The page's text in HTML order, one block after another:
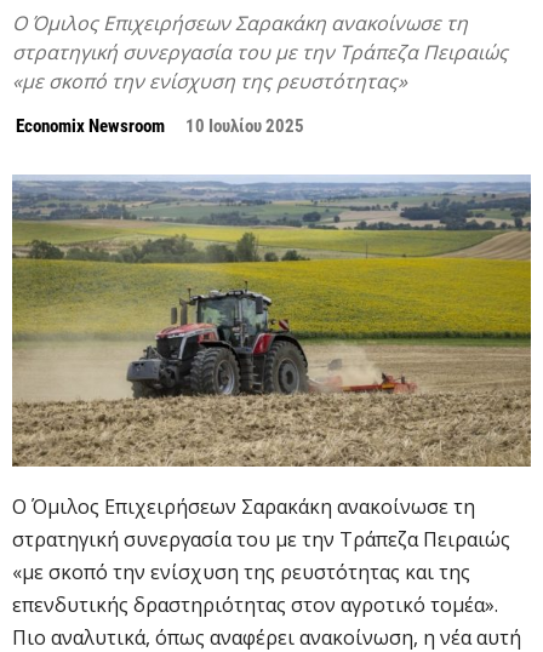
Ο Όμιλος Επιχειρήσεων Σαρακάκη ανακοίνωσε τη
στρατηγική συνεργασία του με την Τράπεζα Πειραιώς
«με σκοπό την ενίσχυση της ρευστότητας»
Economix Newsroom 10 Ιουλίου 2025
Ο Όμιλος Επιχειρήσεων Σαρακάκη ανακοίνωσε τη
στρατηγική συνεργασία του με την Τράπεζα Πειραιώς
«με σκοπό την ενίσχυση της ρευστότητας και της
επενδυτικής δραστηριότητας στον αγροτικό τομέα».
Πιο αναλυτικά, όπως αναφέρει ανακοίνωση, η νέα αυτή